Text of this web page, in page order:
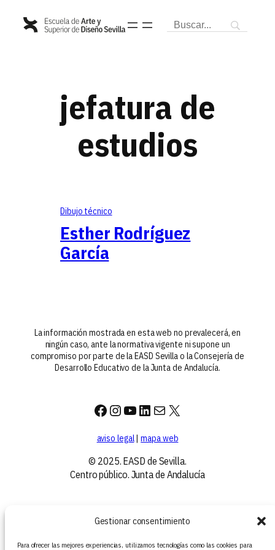
Gestionar consentimiento
Para ofrecer las mejores experiencias, utilizamos tecnologías como las cookies para
jefatura de
estudios
Dibujo técnico
Esther Rodríguez
García
La información mostrada en esta web no prevalecerá, en
ningún caso, ante la normativa vigente ni supone un
compromiso por parte de la EASD Sevilla o la Consejería de
Desarrollo Educativo de la Junta de Andalucía.
Facebook
Instagram
YouTube
LinkedIn
Correo electrónico
X
aviso legal|mapa web
© 2025. EASD de Sevilla.
Centro público. Junta de Andalucía